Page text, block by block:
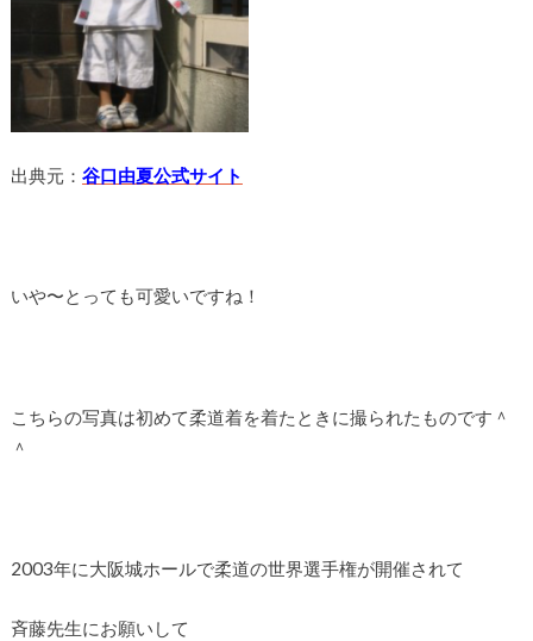
出典元： 谷口由夏公式サイト
いや〜とっても可愛いですね！
こちらの写真は初めて柔道着を着たときに撮られたものです＾
＾
2003年に大阪城ホールで柔道の世界選手権が開催されて
斉藤先生にお願いして